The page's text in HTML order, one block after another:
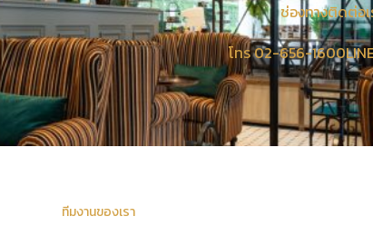
ช่องทางติดต่อเ
โทร 02-656-1600
ทีมงานของเรา​​